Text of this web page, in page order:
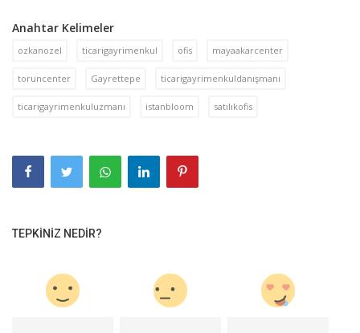
Anahtar Kelimeler
ozkanozel ticarigayrimenkul ofis mayaakarcenter
toruncenter Gayrettepe ticarigayrimenkuldanışmanı
ticarigayrimenkuluzmanı istanbloom satılıkofis
TEPKINIZ NEDIR?